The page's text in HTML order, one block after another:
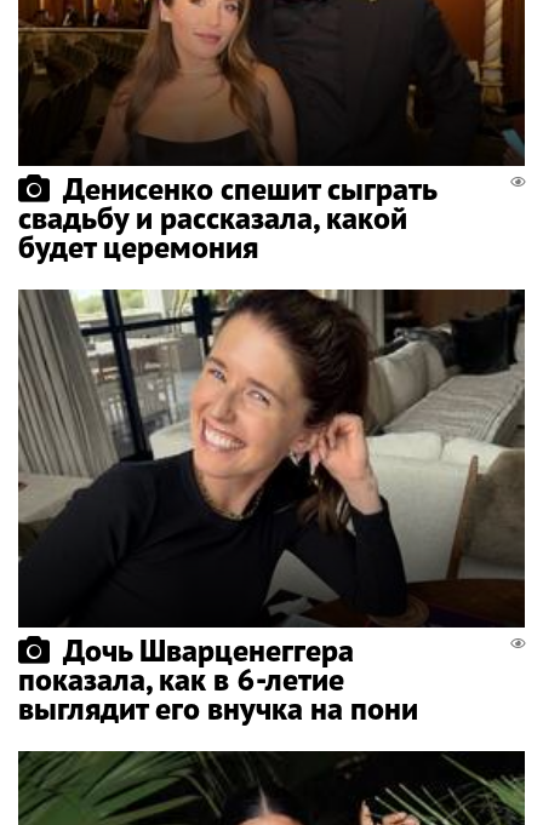
Денисенко спешит сыграть
свадьбу и рассказала, какой
будет церемония
Дочь Шварценеггера
показала, как в 6-летие
выглядит его внучка на пони